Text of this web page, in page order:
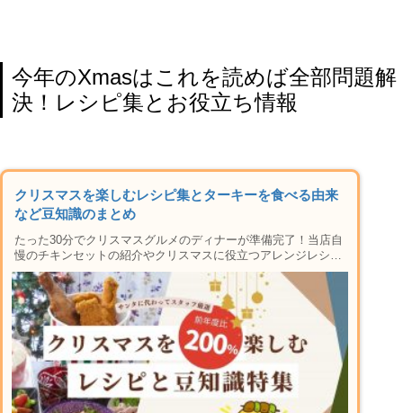
今年のXmasはこれを読めば全部問題解
決！レシピ集とお役立ち情報
クリスマスを楽しむレシピ集とターキーを食べる由来
など豆知識のまとめ
たった30分でクリスマスグルメのディナーが準備完了！当店自
慢のチキンセットの紹介やクリスマスに役立つアレンジレシピ
や節約メニュー、ダイエット中でも安心な低カロリー調理法な
ども一挙公開！ローストチキンの切り分け方、ターキーとは？
などXmasに人に話したくなるようなお役立ち情報も満載で
す。